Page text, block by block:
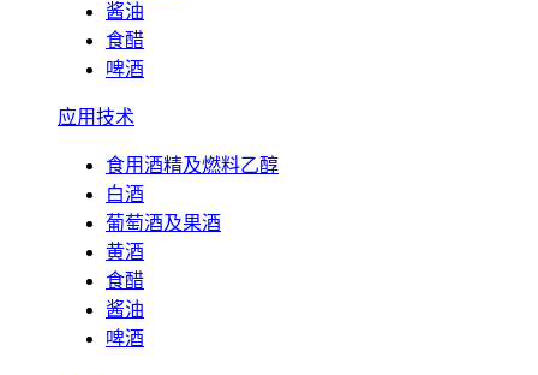
酱油
食醋
啤酒
应用技术
食用酒精及燃料乙醇
白酒
葡萄酒及果酒
黄酒
食醋
酱油
啤酒